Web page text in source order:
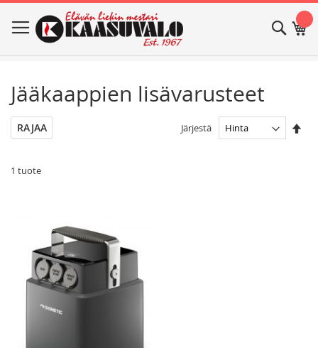
to
Content
Haku
Jääkaappien lisävarusteet
1 tuote
Järjestä
RAJAA